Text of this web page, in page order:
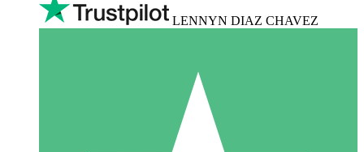
LENNYN DIAZ CHAVEZ